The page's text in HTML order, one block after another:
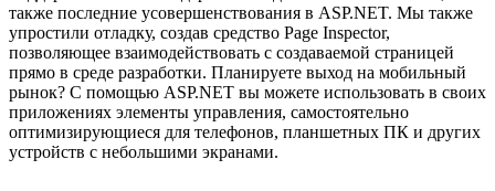
также последние усовершенствования в ASP.NET. Мы также
упростили отладку, создав средство Page Inspector,
позволяющее взаимодействовать с создаваемой страницей
прямо в среде разработки. Планируете выход на мобильный
рынок? С помощью ASP.NET вы можете использовать в своих
приложениях элементы управления, самостоятельно
оптимизирующиеся для телефонов, планшетных ПК и других
устройств с небольшими экранами.